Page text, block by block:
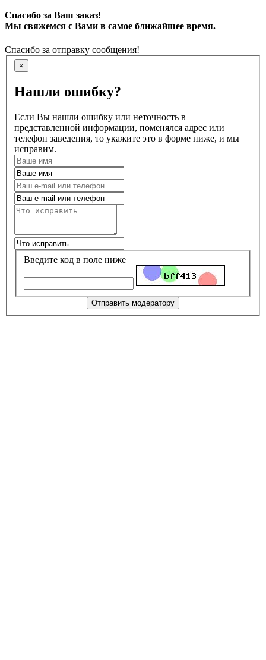
Спасибо за Ваш заказ!
Мы свяжемся с Вами в самое ближайшее время.
Спасибо за отправку сообщения!
×
Нашли ошибку?
Если Вы нашли ошибку или неточность в
представленной информации, поменялся адрес или
телефон заведения, то укажите это в форме ниже, и мы
исправим.
Введите код в поле ниже
Отправить модератору